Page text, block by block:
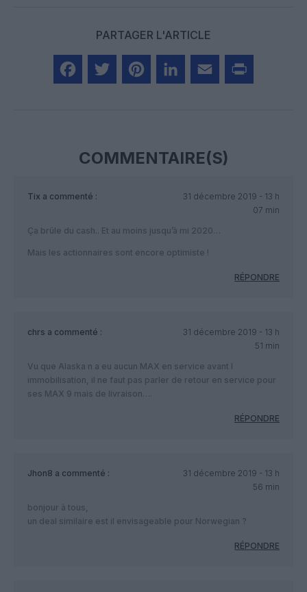
PARTAGER L'ARTICLE
COMMENTAIRE(S)
Tix a commenté :
31 décembre 2019 - 13 h
07 min
Ça brûle du cash.. Et au moins jusqu’à mi 2020…
Mais les actionnaires sont encore optimiste !
RÉPONDRE
chrs a commenté :
31 décembre 2019 - 13 h
51 min
Vu que Alaska n a eu aucun MAX en service avant l
immobilisation, il ne faut pas parler de retour en service pour
ses MAX 9 mais de livraison….
RÉPONDRE
Jhon8 a commenté :
31 décembre 2019 - 13 h
56 min
bonjour à tous,
un deal similaire est il envisageable pour Norwegian ?
RÉPONDRE